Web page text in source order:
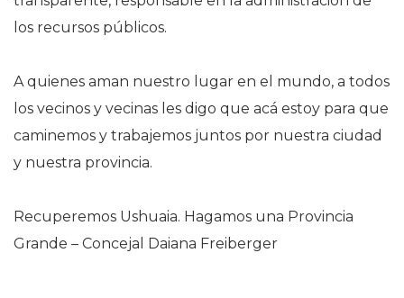
los recursos públicos.
A quienes aman nuestro lugar en el mundo, a todos
los vecinos y vecinas les digo que acá estoy para que
caminemos y trabajemos juntos por nuestra ciudad
y nuestra provincia.
Recuperemos Ushuaia. Hagamos una Provincia
Grande – Concejal Daiana Freiberger